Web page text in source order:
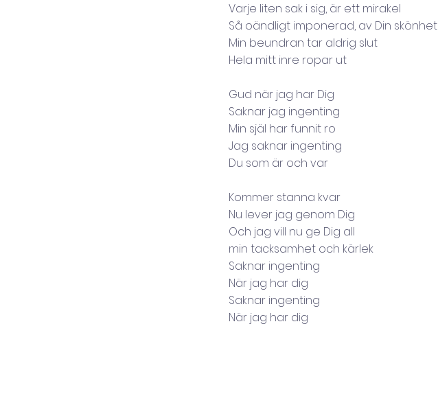
Varje liten sak i sig, är ett mirakel
Så oändligt imponerad, av Din skönhet
Min beundran tar aldrig slut
Hela mitt inre ropar ut
Gud när jag har Dig
Saknar jag ingenting
Min själ har funnit ro
Jag saknar ingenting
Du som är och var
Kommer stanna kvar
Nu lever jag genom Dig
Och jag vill nu ge Dig all
min tacksamhet och kärlek
Saknar ingenting
När jag har dig
Saknar ingenting
När jag har dig